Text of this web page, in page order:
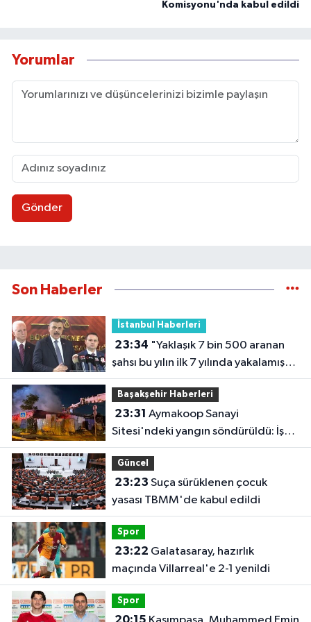
Komisyonu'nda kabul edildi
Yorumlar
Gönder
Son Haberler
İstanbul Haberleri
23:34
şahsı bu yılın ilk 7 yılında yakalamış
durumdayız"
Başakşehir Haberleri
23:31
Sitesi'ndeki yangın söndürüldü: İş
yeri kullanılamaz hale geldi
Güncel
23:23
yasası TBMM'de kabul edildi
Spor
23:22
maçında Villarreal'e 2-1 yenildi
Spor